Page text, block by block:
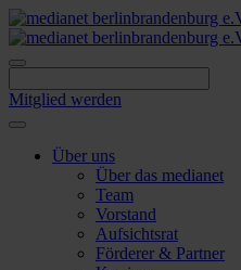
Skip
to
content
Mitglied werden
Über uns
Über das medianet
Team
Vorstand
Aufsichtsrat
Förderer & Partner